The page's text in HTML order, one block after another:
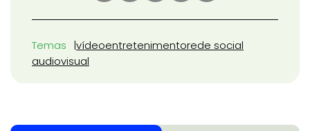
Temas vídeoentretenimentorede social
audiovisual